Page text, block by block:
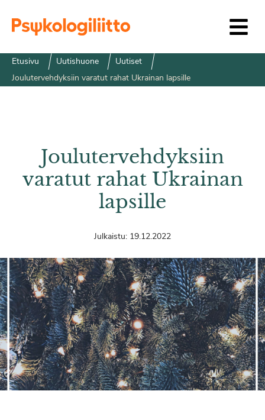
Etusivu Uutishuone
Uutiset
Joulutervehdyksiin varatut rahat Ukrainan lapsille
Joulutervehdyksiin
varatut rahat Ukrainan
lapsille
Julkaistu: 19.12.2022